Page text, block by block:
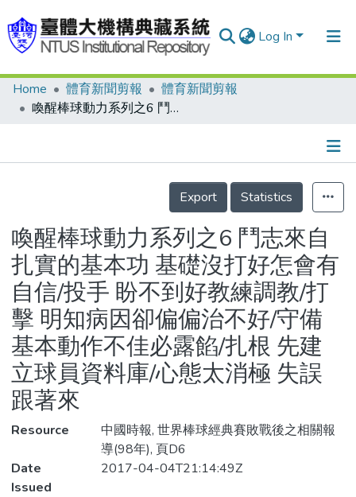
Log In
Communities & Collections
Statistics
Home 體育新聞剪報
體育新聞剪報
喚醒棒球動力系列之6 鬥志來自扎實的基本功 基礎沒打好怎會有自信/投手 盼不到好教練調教/打擊 明知病因卻偏偏治不好/守備 基本動作不佳必露餡/扎根 先建立球員資料庫/心態太消極 失誤跟著來
Details
Export
Statistics
喚醒棒球動力系列之6 鬥志來自
扎實的基本功 基礎沒打好怎會有
自信/投手 盼不到好教練調教/打
擊 明知病因卻偏偏治不好/守備
基本動作不佳必露餡/扎根 先建
立球員資料庫/心態太消極 失誤
跟著來
Resource
中國時報, 世界棒球經典賽敗戰後之相關報
導(98年), 頁D6
Date
Issued
2017-04-04T21:14:49Z